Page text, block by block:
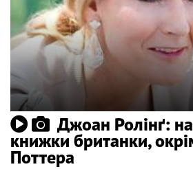
Джоан Ролінґ:
книжки британки,
Поттера